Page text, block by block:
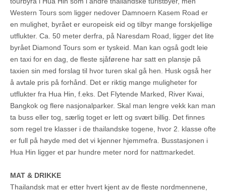
Western Tours som ligger nedover Damnoern Kasem Road er
en mulighet, byrået er europeisk eid og tilbyr mange forskjellige
utflukter. Ca. 50 meter derfra, på Naresdam Road, ligger det lite
byrået Diamond Tours som er tyskeid. Man kan også godt leie
en taxi for en dag, de fleste sjåførene har satt en plansje på
taxien sin med forslag til hvor turen skal gå hen. Husk også her
å avtale pris på forhånd. Det er riktig mange muligheter for
utflukter fra Hua Hin, f.eks. Det Flytende Marked, River Kwai,
Bangkok og flere nasjonalparker. Skal man lengre vekk kan man
ta buss eller tog, særlig toget er lett og svært billig. Det finnes
som regel tre klasser i de thailandske togene, hvor 2. klasse ofte
er full på høyde med det vi kjenner hjemmefra. Busstasjonen i
Hua Hin ligger et par hundre meter nord for nattmarkedet.
MAT & DRIKKE
Thailandsk mat er etter hvert kjent av de fleste nordmennene,